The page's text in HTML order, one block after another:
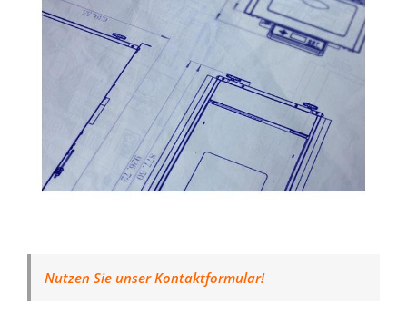
Nutzen Sie unser Kontaktformular!